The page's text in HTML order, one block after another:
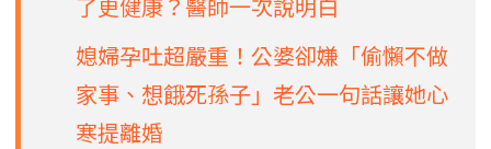
媳婦孕吐超嚴重！公婆卻嫌「偷懶不做
家事、想餓死孫子」老公一句話讓她心
寒提離婚